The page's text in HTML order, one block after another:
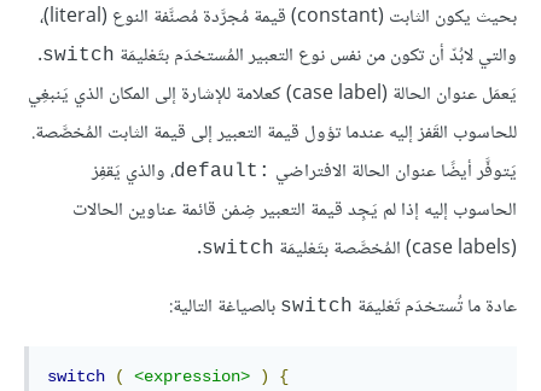
بحيث يكون الثابت (constant) قيمة مُجرَّدة مُصنَّفة النوع (literal)،
والتي لابُدّ أن تكون من نفس نوع التعبير المُستخدَم بتَعْليمَة switch
.
يَعمَل عنوان الحالة (case label) كعلامة للإشارة إلى المكان الذي يَنبغِي
للحاسوب القَفز إليه عندما تؤول قيمة التعبير إلى قيمة الثابت المُخصَّصة.
يَتوفَّر أيضًا عنوان الحالة الافتراضي default:‎، والذي يَقفِز
الحاسوب إليه إذا لم يَجِد قيمة التعبير ضِمْن قائمة عناوين الحالات
(case labels) المُخصَّصة بتَعْليمَة
switch
.
عادة ما تُستخدَم تَعْليمَة switch بالصياغة التالية:
switch ( <expression> )
{